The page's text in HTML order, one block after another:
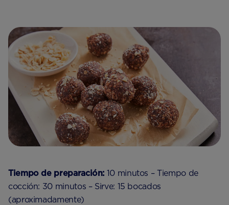
Tiempo de preparación: 10 minutos – Tiempo de
cocción: 30 minutos – Sirve: 15 bocados
(aproximadamente)